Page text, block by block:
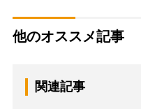
他のオススメ記事
関連記事